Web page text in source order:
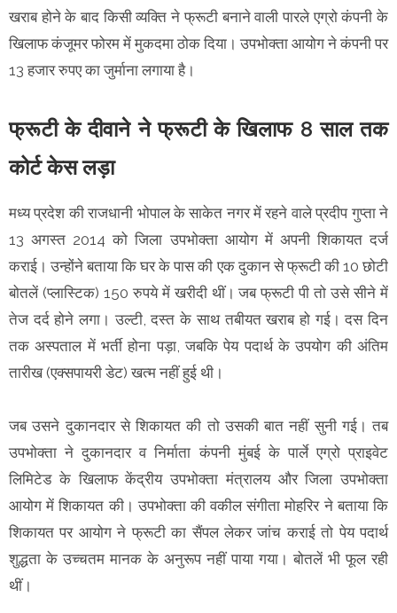
खराब होने के बाद किसी व्यक्ति ने फ्रूटी बनाने वाली पारले एग्रो कंपनी के
खिलाफ कंजूमर फोरम में मुकदमा ठोक दिया। उपभोक्ता आयोग ने कंपनी पर
13 हजार रुपए का जुर्माना लगाया है।
फ्रूटी के दीवाने ने फ्रूटी के खिलाफ 8 साल तक
कोर्ट केस लड़ा
मध्य प्रदेश की राजधानी भोपाल के साकेत नगर में रहने वाले प्रदीप गुप्ता ने
13 अगस्त 2014 को जिला उपभोक्ता आयोग में अपनी शिकायत दर्ज
कराई। उन्होंने बताया कि घर के पास की एक दुकान से फ्रूटी की 10 छोटी
बोतलें (प्लास्टिक) 150 रुपये में खरीदी थीं। जब फ्रूटी पी तो उसे सीने में
तेज दर्द होने लगा। उल्टी, दस्त के साथ तबीयत खराब हो गई। दस दिन
तक अस्पताल में भर्ती होना पड़ा, जबकि पेय पदार्थ के उपयोग की अंतिम
तारीख (एक्सपायरी डेट) खत्म नहीं हुई थी।
जब उसने दुकानदार से शिकायत की तो उसकी बात नहीं सुनी गई। तब
उपभोक्‍ता ने दुकानदार व निर्माता कंपनी मुंबई के पार्ले एग्रो प्राइवेट
लिमिटेड के खिलाफ केंद्रीय उपभोक्ता मंत्रालय और जिला उपभोक्ता
आयोग में शिकायत की। उपभोक्ता की वकील संगीता मोहरिर ने बताया कि
शिकायत पर आयोग ने फ्रूटी का सैंपल लेकर जांच कराई तो पेय पदार्थ
शुद्धता के उच्चतम मानक के अनुरूप नहीं पाया गया। बोतलें भी फूल रही
थीं।